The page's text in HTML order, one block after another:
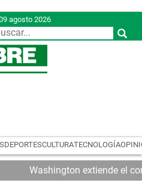
agosto 2026
DEPORTESCULTURATECNOLOGÍA
Washington extiende el